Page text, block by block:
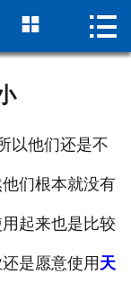
网站首页
 
以他们还是不
们根本就没有
起来也是比较
是愿意使用天